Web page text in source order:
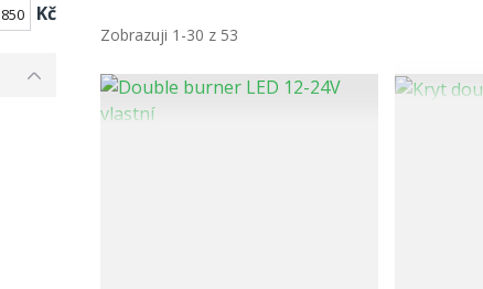
Zobrazuji 1-30 z 53
Kč